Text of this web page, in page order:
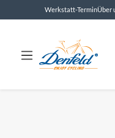
springenWerkstatt-TerminÜber